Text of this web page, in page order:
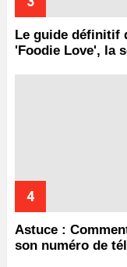
Le guide définitif
'Foodie Love', la
Astuce :
son numéro de